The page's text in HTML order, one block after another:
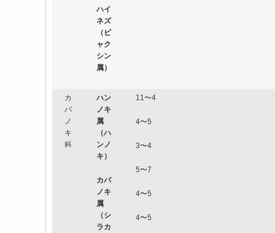
ハイ
ネズ
（ビ
ャク
シン
属）
カ
バ
ノ
キ
科
ハン
ノキ
属
（ハ
ンノ
キ）
カバ
ノキ
属
（シ
ラカ
11〜4
4〜5
3〜4
5〜7
4〜5
4〜5